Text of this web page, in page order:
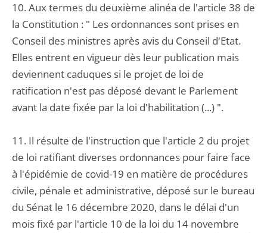
10. Aux termes du deuxième alinéa de l'article 38 de
la Constitution : " Les ordonnances sont prises en
Conseil des ministres après avis du Conseil d'Etat.
Elles entrent en vigueur dès leur publication mais
deviennent caduques si le projet de loi de
ratification n'est pas déposé devant le Parlement
avant la date fixée par la loi d'habilitation (...) ".
11. Il résulte de l'instruction que l'article 2 du projet
de loi ratifiant diverses ordonnances pour faire face
à l'épidémie de covid-19 en matière de procédures
civile, pénale et administrative, déposé sur le bureau
du Sénat le 16 décembre 2020, dans le délai d'un
mois fixé par l'article 10 de la loi du 14 novembre